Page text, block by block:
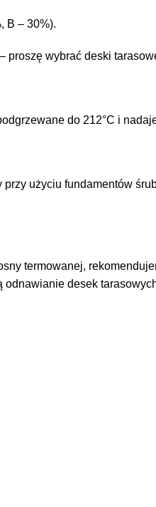
B – 30%).
wybrać deski
do 212°C i
użyciu fundamentów
termowanej,
desek